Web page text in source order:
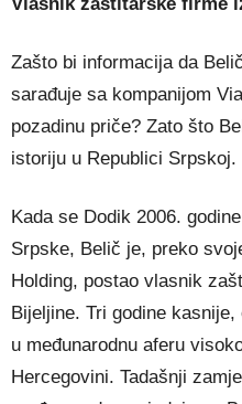
Zašto bi informacija da
sarađuje sa kompanijom
pozadinu priče? Zato što
istoriju u Republici Srpskoj.
Kada se Dodik 2006.
Srpske, Belič je, preko
Holding, postao vlasnik
Bijeljine. Tri godine
u međunarodnu aferu
Hercegovini. Tadašnji